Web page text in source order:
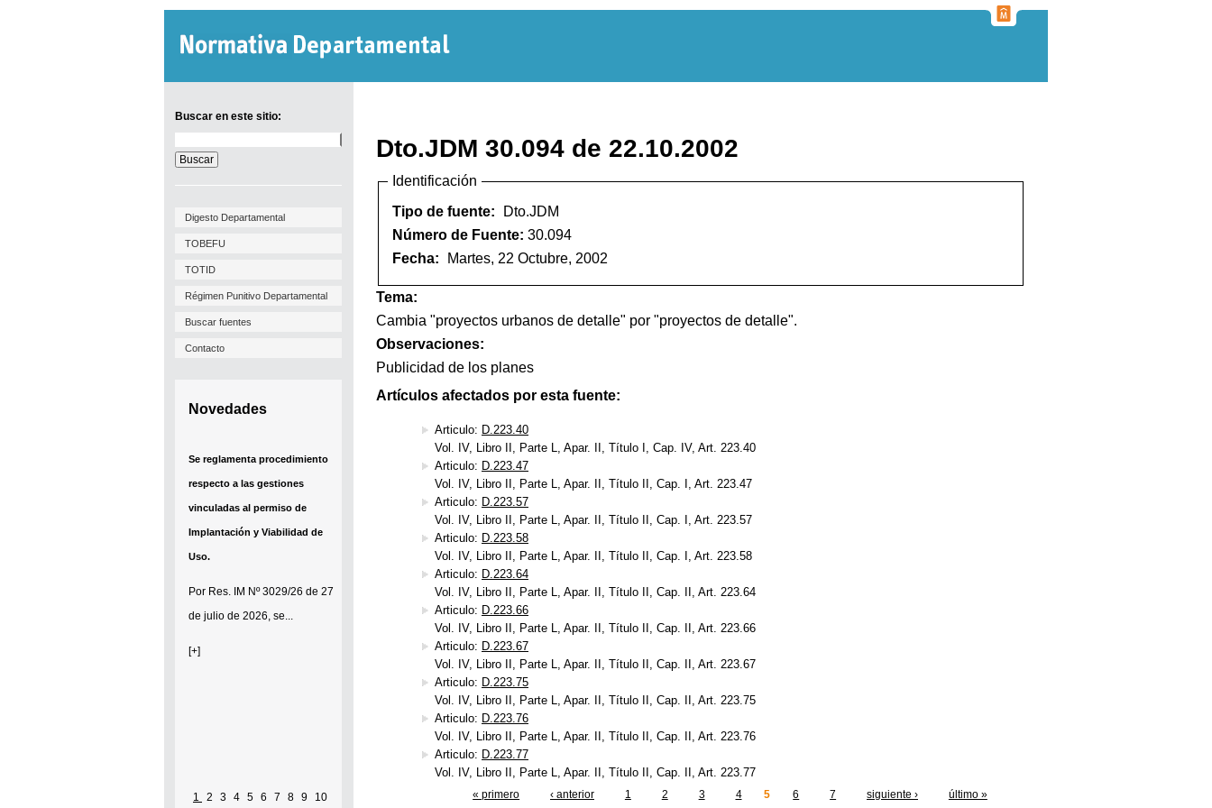
Buscar en este sitio:
en
este
sitio:
Digesto Departamental
TOBEFU
TOTID
Régimen Punitivo Departamental
Buscar fuentes
Contacto
Novedades
Se reglamenta procedimiento
respecto a las gestiones
vinculadas al permiso de
Implantación y Viabilidad de
Uso.
Por Res. IM Nº 3029/26 de 27
de julio de 2026, se...
[+]
1 2 3 4 5 6 7 8 9 10
Dto.JDM 30.094 de 22.10.2002
Identificación
Tipo de fuente:
Dto.JDM
Número de Fuente: 30.094
Fecha:
Martes, 22 Octubre, 2002
Tema:
Cambia "proyectos urbanos de detalle" por "proyectos de detalle".
Observaciones:
Publicidad de los planes
Artículos afectados por esta fuente:
Articulo: D.223.40
Vol. IV, Libro II, Parte L, Apar. II, Título I, Cap. IV, Art. 223.40
Articulo: D.223.47
Vol. IV, Libro II, Parte L, Apar. II, Título II, Cap. I, Art. 223.47
Articulo: D.223.57
Vol. IV, Libro II, Parte L, Apar. II, Título II, Cap. I, Art. 223.57
Articulo: D.223.58
Vol. IV, Libro II, Parte L, Apar. II, Título II, Cap. I, Art. 223.58
Articulo: D.223.64
Vol. IV, Libro II, Parte L, Apar. II, Título II, Cap. II, Art. 223.64
Articulo: D.223.66
Vol. IV, Libro II, Parte L, Apar. II, Título II, Cap. II, Art. 223.66
Articulo: D.223.67
Vol. IV, Libro II, Parte L, Apar. II, Título II, Cap. II, Art. 223.67
Articulo: D.223.75
Vol. IV, Libro II, Parte L, Apar. II, Título II, Cap. II, Art. 223.75
Articulo: D.223.76
Vol. IV, Libro II, Parte L, Apar. II, Título II, Cap. II, Art. 223.76
Articulo: D.223.77
Vol. IV, Libro II, Parte L, Apar. II, Título II, Cap. II, Art. 223.77
« primero ‹ anterior 1 2 3 4 5 6 7 siguiente › último »